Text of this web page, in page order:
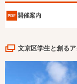
開催案内
文京区学生と創る